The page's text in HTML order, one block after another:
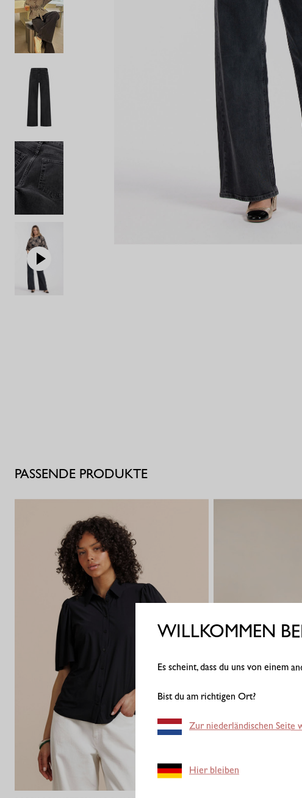
PASSENDE PRODUKTE
WILLKOMMEN
Es scheint, dass du uns von einem
Bist du am richtigen Ort?
Zur niederländischen Seite
Hier bleiben